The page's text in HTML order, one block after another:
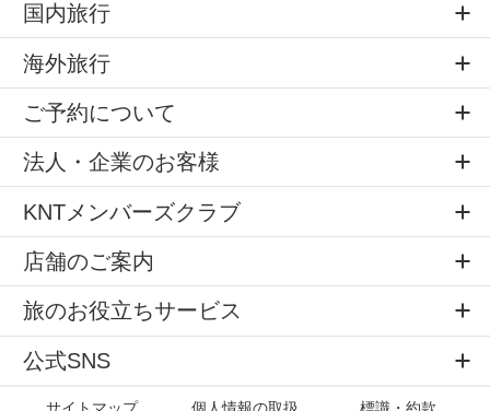
国内旅行
海外旅行
ご予約について
法人・企業のお客様
KNTメンバーズクラブ
店舗のご案内
旅のお役立ちサービス
公式SNS